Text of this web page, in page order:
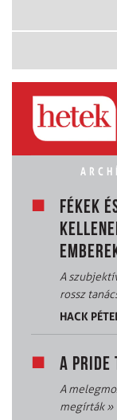
FÉKEK
A
rossz
HACK
A PRIDE
A
megírták»